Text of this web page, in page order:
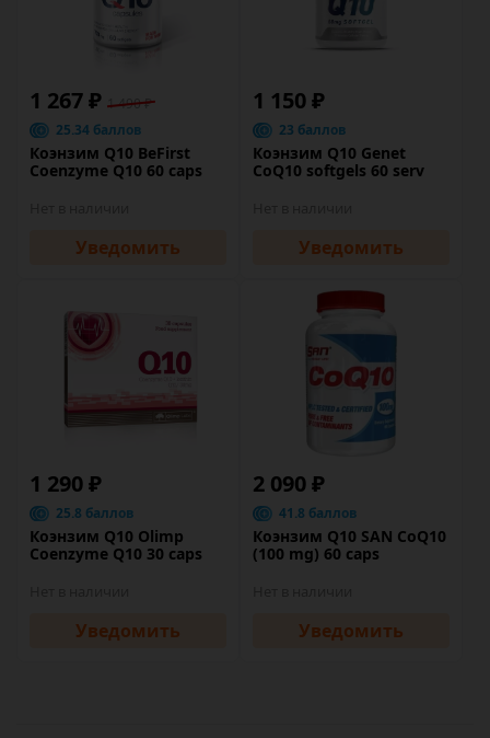
1 267 ₽ 1 490 ₽
25.34 баллов
Коэнзим Q10 BeFirst
Coenzyme Q10 60 caps
Уведомить
1 150 ₽
23 баллов
Коэнзим Q10 Genet
CoQ10 softgels 60 serv
Уведомить
1 290 ₽
25.8 баллов
Коэнзим Q10 Olimp
Coenzyme Q10 30 caps
Уведомить
2 090 ₽
41.8 баллов
Коэнзим Q10 SAN CoQ10
(100 mg) 60 caps
Уведомить